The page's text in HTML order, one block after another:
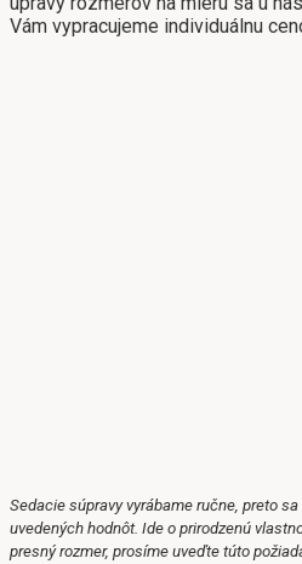
Vám vypracujeme individuálnu
Sedacie súpravy vyrábame ručne, preto
uvedených hodnôt. Ide o prirodzenú
presný rozmer, prosíme uveďte túto